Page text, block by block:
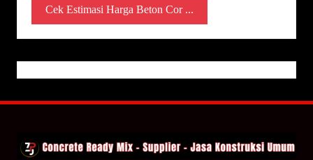
Cek Estimasi Harga Beton Cor ...